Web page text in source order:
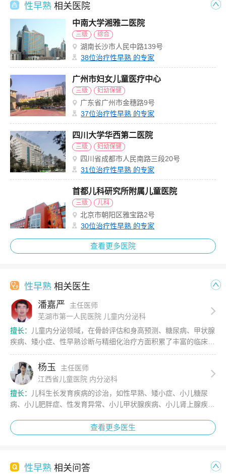
性早熟 相关医院
中南大学湘雅二医院
三级 综合
湖南长沙市人民中路139号
38位治疗性早熟 的专家
广州市妇女儿童医疗中心
三级 妇幼保健
广东省广州市金穗路9号
37位治疗性早熟 的专家
四川大学华西第二医院
三级 妇幼保健
四川省成都市人民南路三段20号
31位治疗性早熟 的专家
首都儿科研究所附属儿童医院
三级 儿科
北京市朝阳区雅宝路2号
30位治疗性早熟 的专家
查看更多医院
性早熟 相关医生
潘嘉严
主任医师
芜湖市第一人民医院 儿童内分泌科
擅长：
儿童内分泌领域，在骨龄评估和身高预测、糖尿病、甲状腺
疾病、矮小症、性早熟诊断与精细化治疗方面积累了丰富的临床经
验。...
杨玉
主任医师
江西省儿童医院 内分泌科
擅长：
儿科生长发育疾病的诊治，如性早熟、矮小症、小儿糖尿
病、小儿肥胖症、性发育异常、小儿甲状腺疾病、小儿肾上腺疾
查看更多医生
性早熟 相关问答